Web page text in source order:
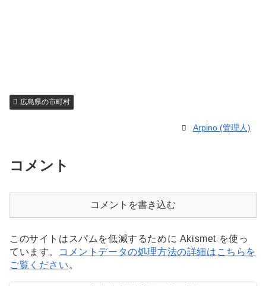
広島県の市町村
Arpino (管理人)
コメント
コメントを書き込む
このサイトはスパムを低減するために Akismet を使っ
ています。
コメントデータの処理方法の詳細はこちらを
ご覧ください 。